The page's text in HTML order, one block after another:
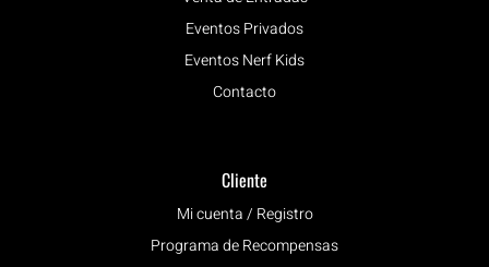
Eventos Privados
Eventos Nerf Kids
Contacto
Cliente
Mi cuenta / Registro
Programa de Recompensas